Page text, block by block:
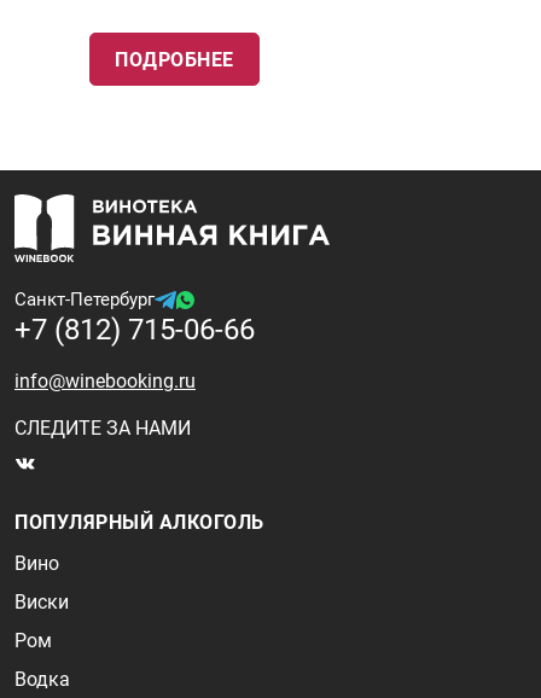
ПОДРОБНЕЕ
Санкт-Петербург
+7 (812) 715-06-66
info@winebooking.ru
СЛЕДИТЕ ЗА НАМИ
ПОПУЛЯРНЫЙ АЛКОГОЛЬ
Вино
Виски
Ром
Водка